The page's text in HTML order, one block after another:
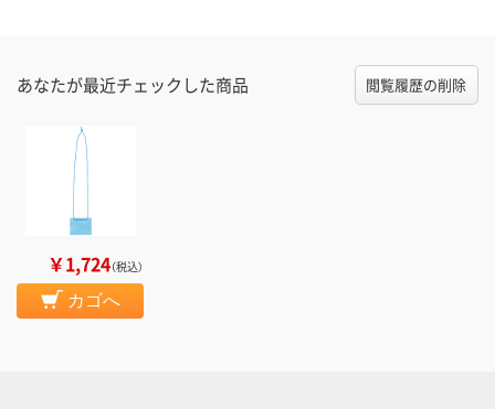
あなたが最近チェックした商品 閲覧履歴の削除
￥1,724（税込）
カゴへ